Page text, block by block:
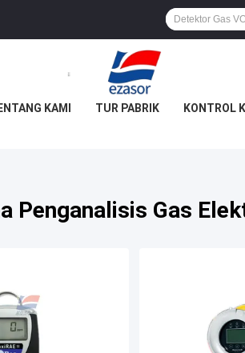
KAMI TUR PABRIK KONTROL
Penganalisis Gas